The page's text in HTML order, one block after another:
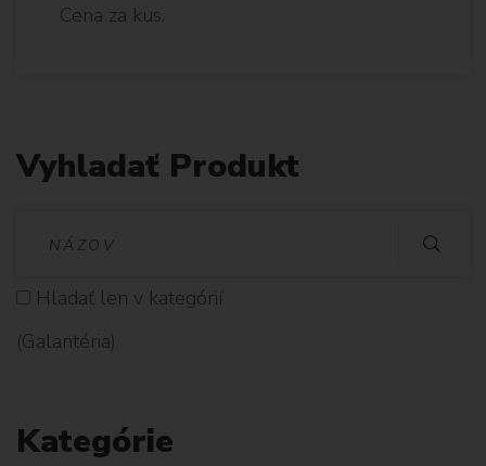
Cena za kus.
Vyhladať Produkt
D
Hladať len v kategórií
(Galantéria)
Kategórie